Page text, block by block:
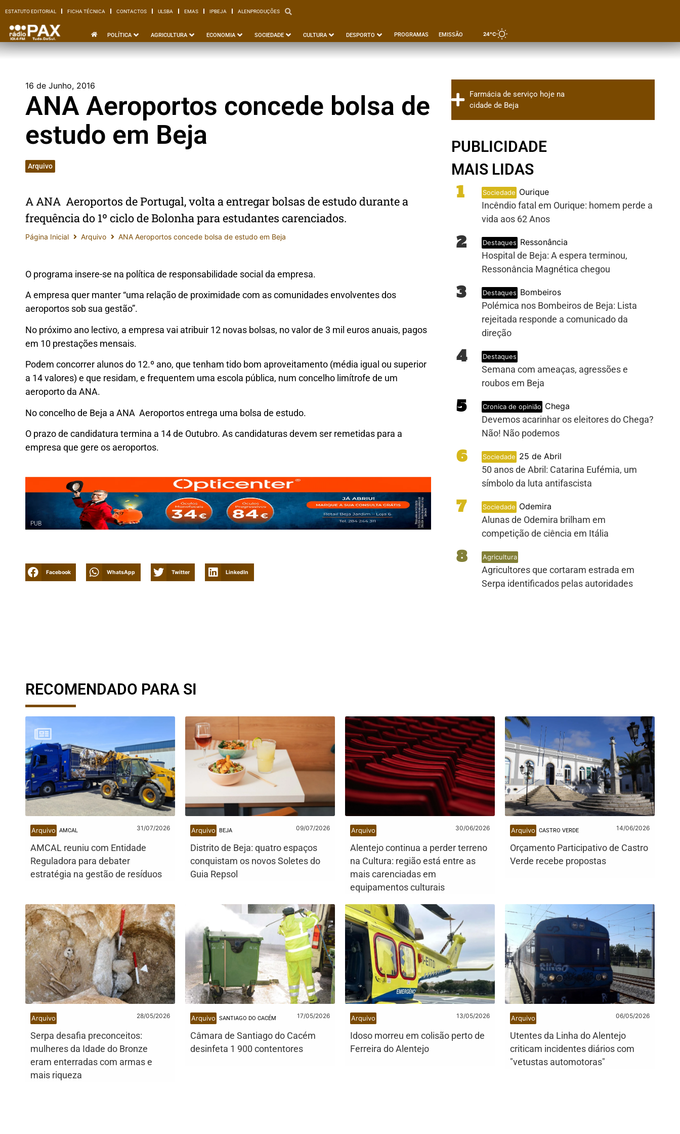
ESTATUTO EDITORIAL FICHA TÉCNICA CONTACTOS ULSBA EMAS IPBEJA ALENPRODUÇÕES
POLÍTICA AGRICULTURA ECONOMIA SOCIEDADE CULTURA DESPORTO PROGRAMAS EMISSÃO 24°C
ESTATUTO EDITORIAL FICHA TÉCNICA CONTACTOS ULSBA EMAS IPBEJA ALENPRODUÇÕES
16 de Junho, 2016
ANA Aeroportos concede bolsa de
estudo em Beja
Arquivo
A ANA  Aeroportos de Portugal, volta a entregar bolsas de estudo durante a
frequência do 1º ciclo de Bolonha para estudantes carenciados.
Página Inicial Arquivo ANA Aeroportos concede bolsa de estudo em Beja
O programa insere-se na política de responsabilidade social da empresa.
A empresa quer manter “uma relação de proximidade com as comunidades envolventes dos
aeroportos sob sua gestão”.
No próximo ano lectivo, a empresa vai atribuir 12 novas bolsas, no valor de 3 mil euros anuais, pagos
em 10 prestações mensais.
Podem concorrer alunos do 12.º ano, que tenham tido bom aproveitamento (média igual ou superior
a 14 valores) e que residam, e frequentem uma escola pública, num concelho limítrofe de um
aeroporto da ANA.
No concelho de Beja a ANA  Aeroportos entrega uma bolsa de estudo.
O prazo de candidatura termina a 14 de Outubro. As candidaturas devem ser remetidas para a
empresa que gere os aeroportos.
PUB PUB
Facebook WhatsApp Twitter LinkedIn
Farmácia de serviço hoje na
cidade de Beja
PUBLICIDADE
MAIS LIDAS
1 Sociedade Ourique
Incêndio fatal em Ourique: homem perde a
vida aos 62 Anos
2 Destaques Ressonância
Hospital de Beja: A espera terminou,
Ressonância Magnética chegou
3 Destaques Bombeiros
Polémica nos Bombeiros de Beja: Lista
rejeitada responde a comunicado da
direção
4 Destaques
Semana com ameaças, agressões e
roubos em Beja
5 Cronica de opinião Chega
Devemos acarinhar os eleitores do Chega?
Não! Não podemos
6 Sociedade 25 de Abril
50 anos de Abril: Catarina Eufémia, um
símbolo da luta antifascista
7 Sociedade Odemira
Alunas de Odemira brilham em
competição de ciência em Itália
8 Agricultura
Agricultores que cortaram estrada em
Serpa identificados pelas autoridades
RECOMENDADO PARA SI
Arquivo AMCAL 31/07/2026
AMCAL reuniu com Entidade
Reguladora para debater
estratégia na gestão de resíduos
Arquivo BEJA 09/07/2026
Distrito de Beja: quatro espaços
conquistam os novos Soletes do
Guia Repsol
Arquivo 30/06/2026
Alentejo continua a perder terreno
na Cultura: região está entre as
mais carenciadas em
equipamentos culturais
Arquivo CASTRO VERDE 14/06/2026
Orçamento Participativo de Castro
Verde recebe propostas
Arquivo 28/05/2026
Serpa desafia preconceitos:
mulheres da Idade do Bronze
eram enterradas com armas e
mais riqueza
Arquivo SANTIAGO DO CACÉM 17/05/2026
Câmara de Santiago do Cacém
desinfeta 1 900 contentores
Arquivo 13/05/2026
Idoso morreu em colisão perto de
Ferreira do Alentejo
Arquivo 06/05/2026
Utentes da Linha do Alentejo
criticam incidentes diários com
"vetustas automotoras"